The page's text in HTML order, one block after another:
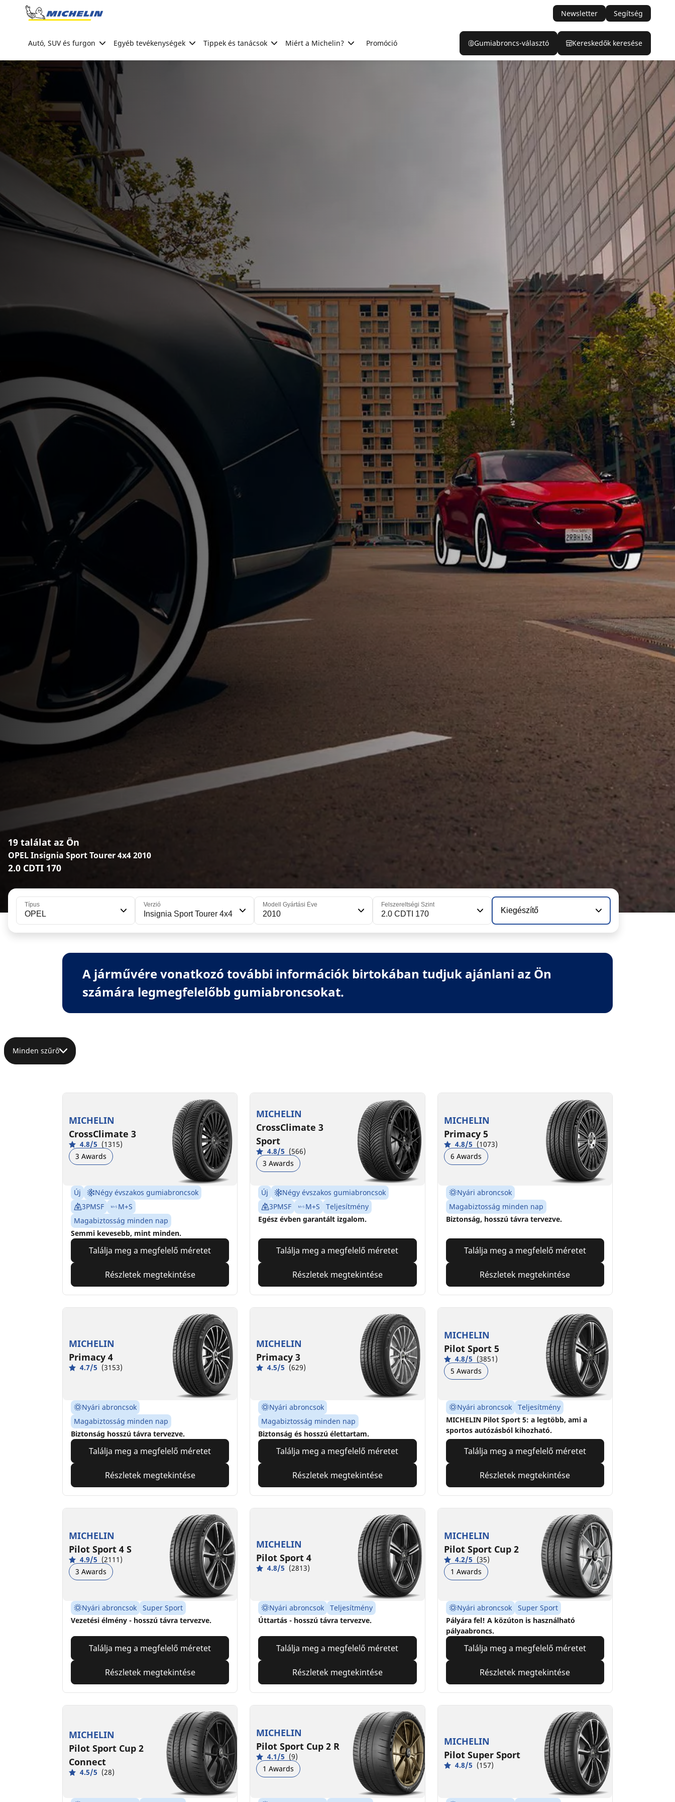
Go to page content
Newsletter Segítség
Autó, SUV és furgon Egyéb tevékenységek Tippek és tanácsok Miért a Michelin? Promóció Gumiabroncs-választó Kereskedők keresése
19 találat az Ön
OPEL Insignia Sport Tourer 4x4 2010
2.0 CDTI 170
Típus
OPEL
Verzió
Insignia Sport Tourer 4x4
Modell Gyártási Éve
2010
Felszereltségi Szint
2.0 CDTI 170 Kiegészítő
A járművére vonatkozó további információk birtokában tudjuk ajánlani az Ön
számára legmegfelelőbb gumiabroncsokat.
Minden szűrő
MICHELIN
CrossClimate 3
4.8/5 (1315)
3 Awards
Új
Négy évszakos gumiabroncsok
3PMSF
M+S
Magabiztosság minden nap
Semmi kevesebb, mint minden.
Találja meg a megfelelő méretet
Részletek megtekintése
MICHELIN
CrossClimate 3
Sport
4.8/5 (566)
3 Awards
Új
Négy évszakos gumiabroncsok
3PMSF
M+S
Teljesítmény
Egész évben garantált izgalom.
Találja meg a megfelelő méretet
Részletek megtekintése
MICHELIN
Primacy 5
4.8/5 (1073)
6 Awards
Nyári abroncsok
Magabiztosság minden nap
Biztonság, hosszú távra tervezve.
Találja meg a megfelelő méretet
Részletek megtekintése
MICHELIN
Primacy 4
4.7/5 (3153)
Nyári abroncsok
Magabiztosság minden nap
Biztonság hosszú távra tervezve.
Találja meg a megfelelő méretet
Részletek megtekintése
MICHELIN
Primacy 3
4.5/5 (629)
Nyári abroncsok
Magabiztosság minden nap
Biztonság és hosszú élettartam.
Találja meg a megfelelő méretet
Részletek megtekintése
MICHELIN
Pilot Sport 5
4.8/5 (3851)
5 Awards
Nyári abroncsok
Teljesítmény
MICHELIN Pilot Sport 5: a legtöbb, ami a
sportos autózásból kihozható.
Találja meg a megfelelő méretet
Részletek megtekintése
MICHELIN
Pilot Sport 4 S
4.9/5 (2111)
3 Awards
Nyári abroncsok
Super Sport
Vezetési élmény - hosszú távra tervezve.
Találja meg a megfelelő méretet
Részletek megtekintése
MICHELIN
Pilot Sport 4
4.8/5 (2813)
Nyári abroncsok
Teljesítmény
Úttartás - hosszú távra tervezve.
Találja meg a megfelelő méretet
Részletek megtekintése
MICHELIN
Pilot Sport Cup 2
4.2/5 (35)
1 Awards
Nyári abroncsok
Super Sport
Pályára fel! A közúton is használható
pályaabroncs.
Találja meg a megfelelő méretet
Részletek megtekintése
MICHELIN
Pilot Sport Cup 2
Connect
4.5/5 (28)
MICHELIN
Pilot Sport Cup 2 R
4.1/5 (9)
1 Awards
MICHELIN
Pilot Super Sport
4.8/5 (157)